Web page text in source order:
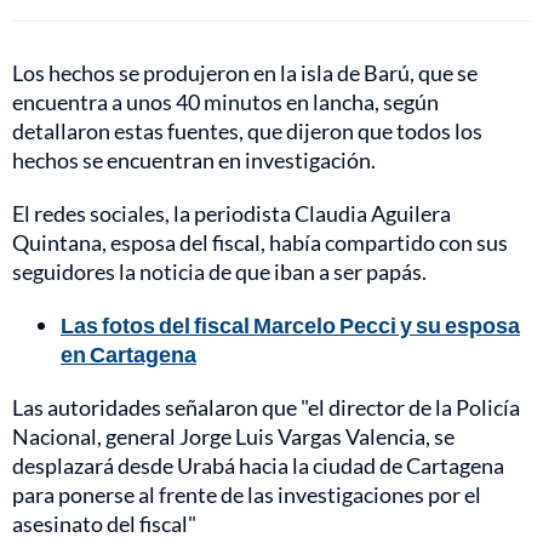
Los hechos se produjeron en la isla de Barú, que se
encuentra a unos 40 minutos en lancha, según
detallaron estas fuentes, que dijeron que todos los
hechos se encuentran en investigación.
El redes sociales, la periodista Claudia Aguilera
Quintana, esposa del fiscal, había compartido con sus
seguidores la noticia de que iban a ser papás.
Las fotos del fiscal Marcelo Pecci y su esposa
en Cartagena
Las autoridades señalaron que "el director de la Policía
Nacional, general Jorge Luis Vargas Valencia, se
desplazará desde Urabá hacia la ciudad de Cartagena
para ponerse al frente de las investigaciones por el
asesinato del fiscal"